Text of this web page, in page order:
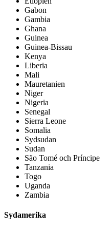
Gabon
Gambia
Ghana
Guinea
Guinea-Bissau
Kenya
Liberia
Mali
Mauretanien
Niger
Nigeria
Senegal
Sierra Leone
Somalia
Sydsudan
Sudan
São Tomé och Príncipe
Tanzania
Togo
Uganda
Zambia
Sydamerika